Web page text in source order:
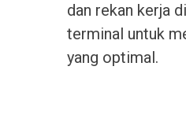
dan rekan kerja
terminal untuk
yang optimal.